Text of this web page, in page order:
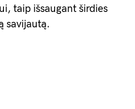
taip išsaugant širdies
savijautą.